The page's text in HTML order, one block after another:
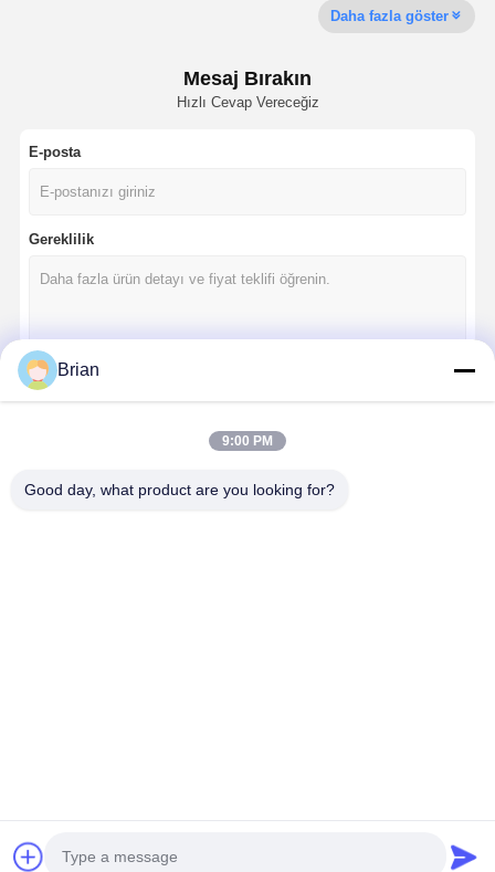
Gıda Ambalaj Kutusu
elektronik ürün ambalajı
Daha fazla göster
Mesaj Bırakın
Hızlı Cevap Vereceğiz
E-posta
Gereklilik
Kategorilerimiz
Guangzhou Print Area Trading Co.Ltd. All Rights Reserved.
Brian
9:00 PM
Good day, what product are you looking for?